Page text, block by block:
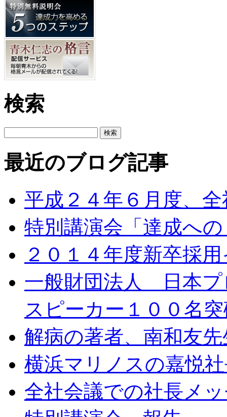
検索
最近のブログ記事
平成２４年６月度、
特別講演会「達成へ
２０１４年度新卒採
一般財団法人 日本
スピーカー１００名
解病の著者、南和友
横浜マリノスの嘉悦
全社会議での社長メ